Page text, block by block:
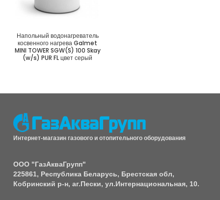
Напольный водонагреватель
косвенного нагрева Galmet
MINI TOWER SGW(S) 100 Skay
(w/s) PUR FL цвет серый
Интернет-магазин газового и отопительного оборудования
ООО "ГазАкваГрупп"
225861, Республика Беларусь, Брестская обл,
Кобринский р-н, аг.Пески, ул.Интернациональная, 10.